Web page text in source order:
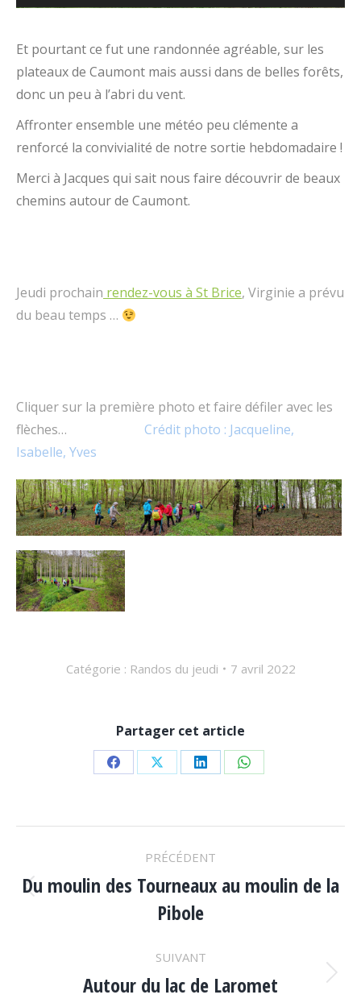
Et pourtant ce fut une randonnée agréable, sur les
plateaux de Caumont mais aussi dans de belles forêts,
donc un peu à l’abri du vent.
Affronter ensemble une météo peu clémente a
renforcé la convivialité de notre sortie hebdomadaire !
Merci à Jacques qui sait nous faire découvrir de beaux
chemins autour de Caumont.
Jeudi prochain rendez-vous à St Brice, Virginie a prévu
du beau temps …
Cliquer sur la première photo et faire défiler avec les
flèches…
Crédit photo : Jacqueline,
Isabelle, Yves
Catégorie : Randos du jeudi 7 avril 2022
Partager cet article
Partager
Facebook
Partager
X
Partager
LinkedIn
Partager
WhatsApp
NAVIGATION
ARTICLE
PRÉCÉDENT
Article
précédent
Du moulin des Tourneaux au moulin de la
Pibole
SUIVANT
Article
Autour du lac de Laromet